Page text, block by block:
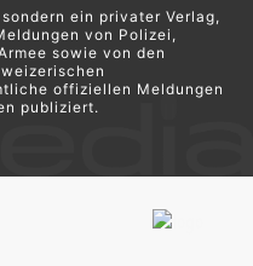
ein privater Verlag,
von Polizei,
sowie von den
offiziellen Meldungen
publiziert.